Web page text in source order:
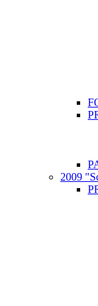
2009